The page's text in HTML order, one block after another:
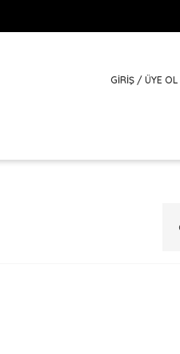
GİRİŞ / ÜYE OL